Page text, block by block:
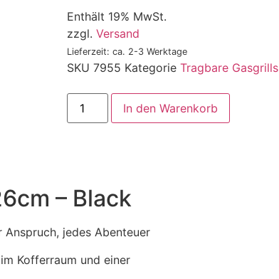
Enthält 19% MwSt.
zzgl.Versand
Lieferzeit: ca. 2-3 Werktage
SKU7955 Kategorie Tragbare Gasgrills
In den Warenkorb
– Black
jedes Abenteuer
Kofferraum und einer